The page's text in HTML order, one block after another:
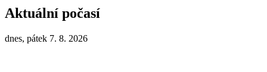
Aktuální počasí
dnes, pátek 7. 8. 2026